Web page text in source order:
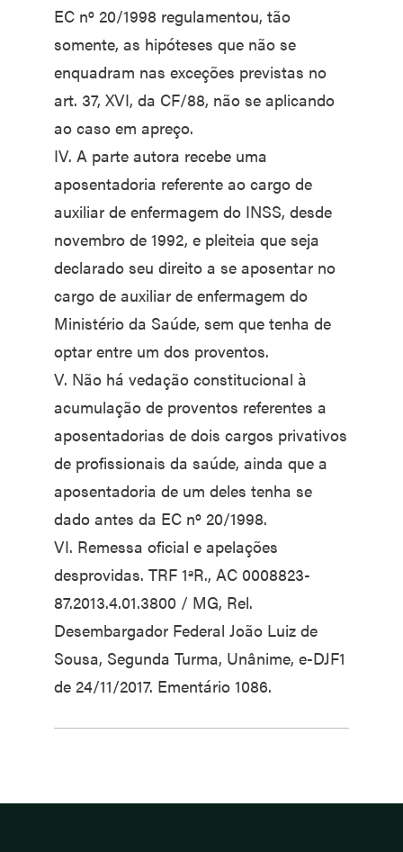
EC nº 20/1998 regulamentou, tão
somente, as hipóteses que não se
enquadram nas exceções previstas no
art. 37, XVI, da CF/88, não se aplicando
ao caso em apreço.
IV. A parte autora recebe uma
aposentadoria referente ao cargo de
auxiliar de enfermagem do INSS, desde
novembro de 1992, e pleiteia que seja
declarado seu direito a se aposentar no
cargo de auxiliar de enfermagem do
Ministério da Saúde, sem que tenha de
optar entre um dos proventos.
V. Não há vedação constitucional à
acumulação de proventos referentes a
aposentadorias de dois cargos privativos
de profissionais da saúde, ainda que a
aposentadoria de um deles tenha se
dado antes da EC nº 20/1998.
VI. Remessa oficial e apelações
desprovidas. TRF 1ªR., AC 0008823-
87.2013.4.01.3800 / MG, Rel.
Desembargador Federal João Luiz de
Sousa, Segunda Turma, Unânime, e-DJF1
de 24/11/2017. Ementário 1086.